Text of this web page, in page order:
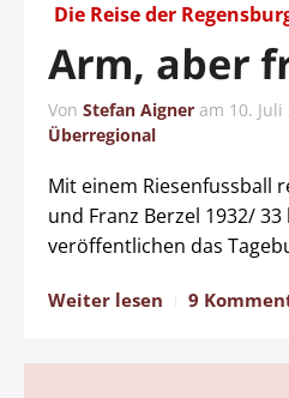
Die Reise der
Arm, aber
Von Stefan Aigner am 10.
Überregional
Mit einem Riesenfussball
und Franz Berzel 1932/
veröffentlichen das
Weiter lesen 9